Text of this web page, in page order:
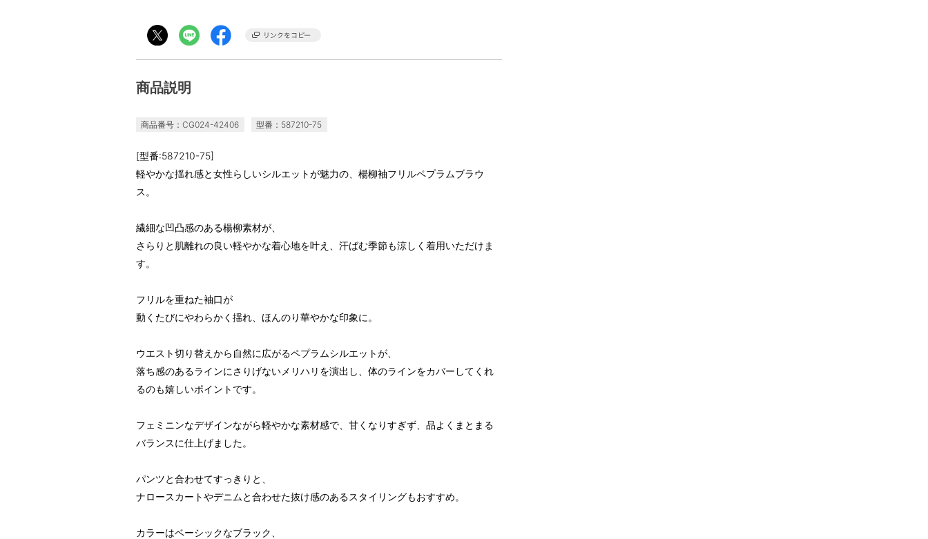
商品説明
商品番号：CG024-42406 型番：587210-75
[型番:587210-75]
軽やかな揺れ感と女性らしいシルエットが魅力の、楊柳袖フリルペプラムブラウ
ス。
繊細な凹凸感のある楊柳素材が、
さらりと肌離れの良い軽やかな着心地を叶え、汗ばむ季節も涼しく着用いただけま
す。
フリルを重ねた袖口が
動くたびにやわらかく揺れ、ほんのり華やかな印象に。
ウエスト切り替えから自然に広がるペプラムシルエットが、
落ち感のあるラインにさりげないメリハリを演出し、体のラインをカバーしてくれ
るのも嬉しいポイントです。
フェミニンなデザインながら軽やかな素材感で、甘くなりすぎず、品よくまとまる
バランスに仕上げました。
パンツと合わせてすっきりと、
ナロースカートやデニムと合わせた抜け感のあるスタイリングもおすすめ。
カラーはベーシックなブラック、